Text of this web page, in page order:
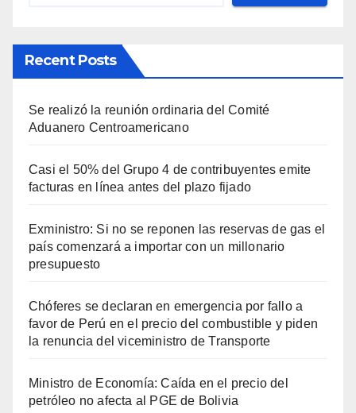
Recent Posts
Se realizó la reunión ordinaria del Comité
Aduanero Centroamericano
Casi el 50% del Grupo 4 de contribuyentes emite
facturas en línea antes del plazo fijado
Exministro: Si no se reponen las reservas de gas el
país comenzará a importar con un millonario
presupuesto
Chóferes se declaran en emergencia por fallo a
favor de Perú en el precio del combustible y piden
la renuncia del viceministro de Transporte
Ministro de Economía: Caída en el precio del
petróleo no afecta al PGE de Bolivia